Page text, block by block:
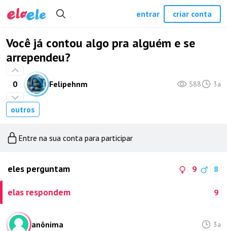
Você já contou algo pra alguém e se
arrependeu?
0 Felipehnm 588 3a
outros
Entre na sua conta para participar
eles perguntam 9 8
elas respondem 9
anônima 3a
entrar criar conta